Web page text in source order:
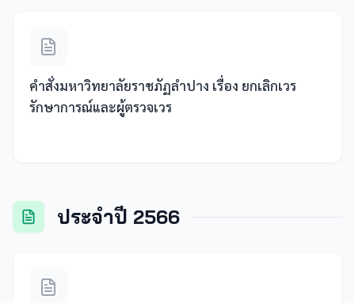
คำสั่งมหาวิทยาลัยราชภัฏลำปาง เรื่อง ยกเลิกเวร
รักษาการณ์และผู้ตรวจเวร
ประจำปี 2566